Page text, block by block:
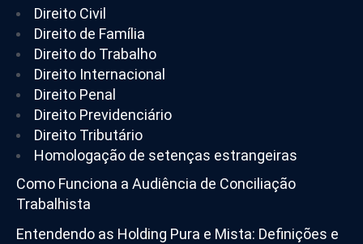
Direito Civil
Direito de Família
Direito do Trabalho
Direito Internacional
Direito Penal
Direito Previdenciário
Direito Tributário
Homologação de setenças estrangeiras
Como Funciona a Audiência de Conciliação
Trabalhista
Entendendo as Holding Pura e Mista: Definições e